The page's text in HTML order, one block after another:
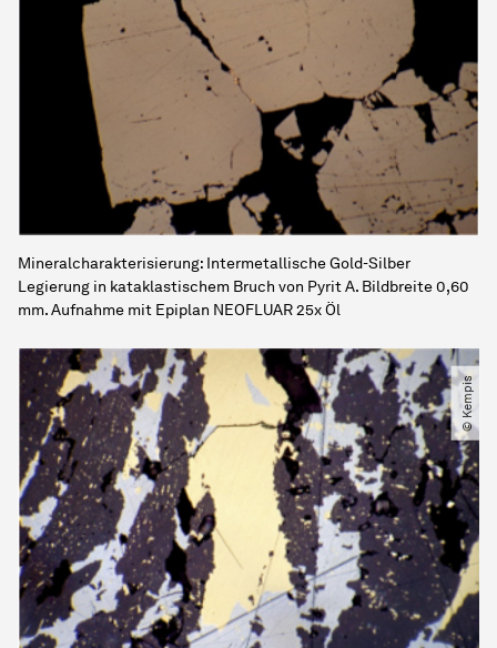
Mineralcharakterisierung: Intermetallische Gold-Silber
Legierung in kataklastischem Bruch von Pyrit A. Bildbreite 0,60
mm. Aufnahme mit Epiplan NEOFLUAR 25x Öl
© Kempis